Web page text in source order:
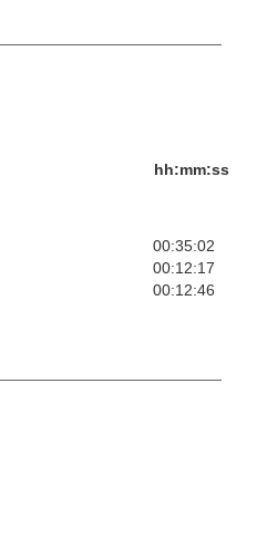
hh:mm:ss
00:35:02
00:12:17
00:12:46